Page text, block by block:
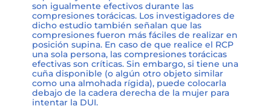
son igualmente efectivos durante las
compresiones torácicas. Los investigadores de
dicho estudio también señalan que las
compresiones fueron más fáciles de realizar en
posición supina. En caso de que realice el RCP
una sola persona, las compresiones torácicas
efectivas son críticas. Sin embargo, si tiene una
cuña disponible (o algún otro objeto similar
como una almohada rígida), puede colocarla
debajo de la cadera derecha de la mujer para
intentar la DUI.